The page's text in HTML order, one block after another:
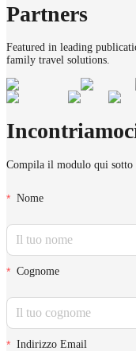
Partners
Featured in leading
family travel solutions.
Compila il modulo qui sotto
Nome
Cognome
Indirizzo Email